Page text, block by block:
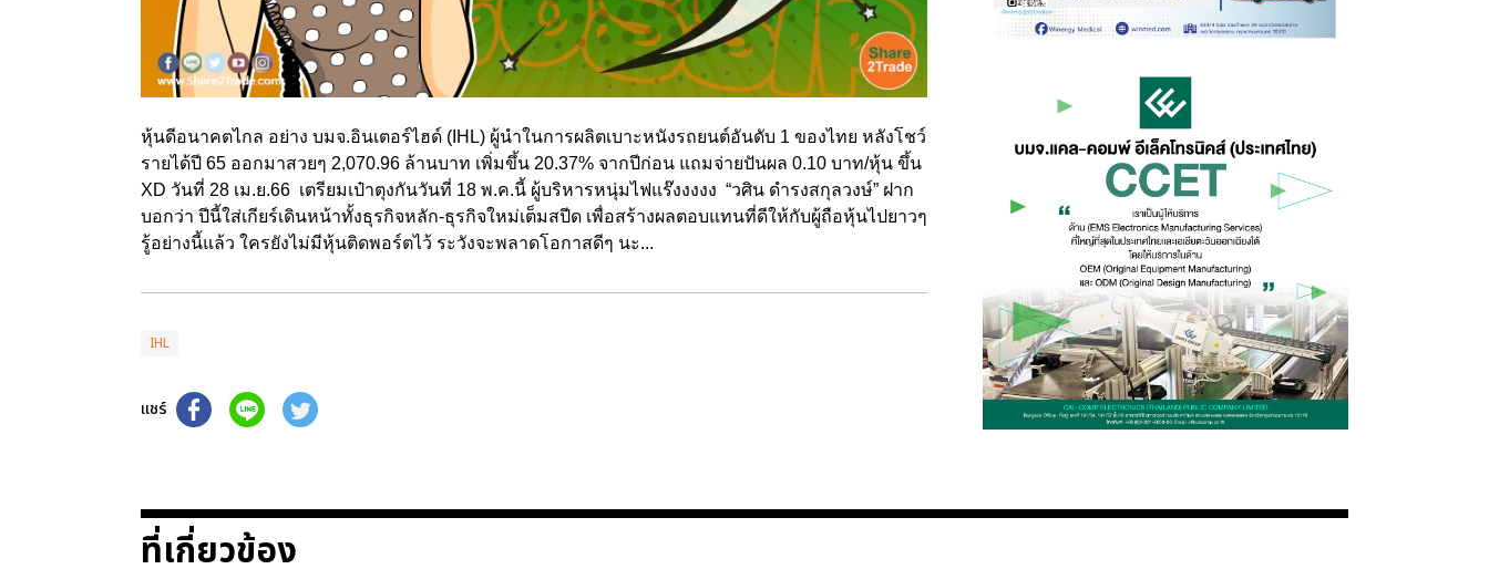
หุ้นดีอนาคตไกล อย่าง บมจ.อินเตอร์ไฮด์ (IHL) ผู้นำในการผลิตเบาะหนังรถยนต์อันดับ 1 ของไทย หลังโชว์
รายได้ปี 65 ออกมาสวยๆ 2,070.96 ล้านบาท เพิ่มขึ้น 20.37% จากปีก่อน แถมจ่ายปันผล 0.10 บาท/หุ้น ขึ้น
XD วันที่ 28 เม.ย.66 เตรียมเป๋าตุงกันวันที่ 18 พ.ค.นี้ ผู้บริหารหนุ่มไฟแร๊งงงงง “วศิน ดำรงสกุลวงษ์” ฝาก
บอกว่า ปีนี้ใส่เกียร์เดินหน้าทั้งธุรกิจหลัก-ธุรกิจใหม่เต็มสปีด เพื่อสร้างผลตอบแทนที่ดีให้กับผู้ถือหุ้นไปยาวๆ
รู้อย่างนี้แล้ว ใครยังไม่มีหุ้นติดพอร์ตไว้ ระวังจะพลาดโอกาสดีๆ นะ...
IHL
แชร์
ที่เกี่ยวข้อง